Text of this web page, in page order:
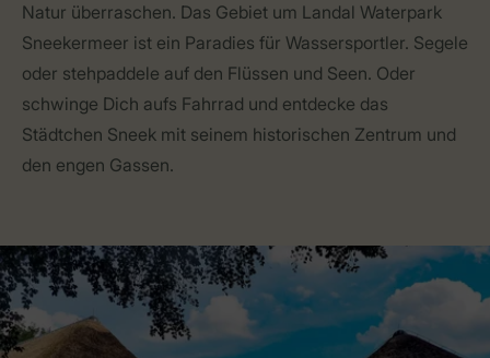
Natur überraschen. Das Gebiet um Landal Waterpark
Sneekermeer ist ein Paradies für Wassersportler. Segele
oder stehpaddele auf den Flüssen und Seen. Oder
schwinge Dich aufs Fahrrad und entdecke das
Städtchen Sneek mit seinem historischen Zentrum und
den engen Gassen.